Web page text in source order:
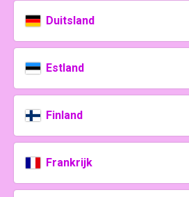
Duitsland
Estland
Finland
Frankrijk